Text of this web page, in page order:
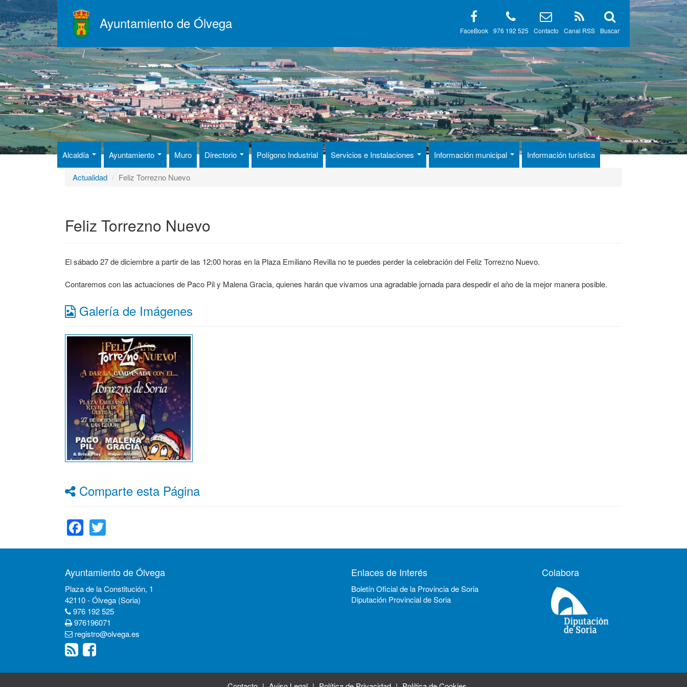
Pasar
al
contenido
principal
Ayuntamiento de Ólvega Buscar
Canal RSS
Contacto
976 192 525
FaceBook
Alcaldía Ayuntamiento Muro Directorio Polígono Industrial Servicios e Instalaciones Información municipal Información turística
Actualidad Feliz Torrezno Nuevo
Feliz Torrezno Nuevo
El sábado 27 de diciembre a partir de las 12:00 horas en la Plaza Emiliano Revilla no te puedes perder la celebración del Feliz Torrezno Nuevo.
Contaremos con las actuaciones de Paco Pil y Malena Gracia, quienes harán que vivamos una agradable jornada para despedir el año de la mejor manera posible.
Galería de Imágenes
Comparte esta Página
Facebook
Ayuntamiento de Ólvega
Plaza de la Constitución, 1
42110 - Ólvega (Soria)
976 192 525
976196071
registro@olvega.es
Enlaces de Interés
Boletín Oficial de la Provincia de Soria
Diputación Provincial de Soria
Colabora